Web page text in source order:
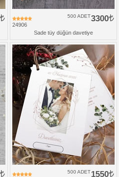
24906
3300
500 ADET
Sade tüy düğün davetiye
1550
500 ADET